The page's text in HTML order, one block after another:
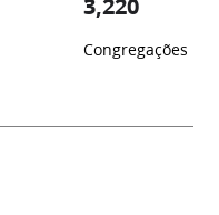
Congregações